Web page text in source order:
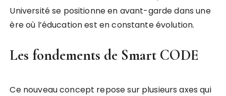
Université se positionne en avant-garde dans une
ère où l’éducation est en constante évolution.
Les fondements de Smart CODE
Ce nouveau concept repose sur plusieurs axes qui